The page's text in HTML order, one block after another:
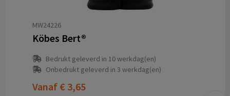
MW24226
Köbes Bert®
Bedrukt geleverd in 10 werkdag(en)
Onbedrukt geleverd in 3 werkdag(en)
Vanaf € 3,65